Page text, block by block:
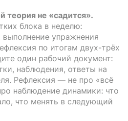
теория не «садится».
блока в неделю:
упражнения
по итогам двух-трёх
один рабочий документ:
наблюдения, ответы на
Рефлексия — не про «всё
наблюдение динамики: что
что менять в следующий